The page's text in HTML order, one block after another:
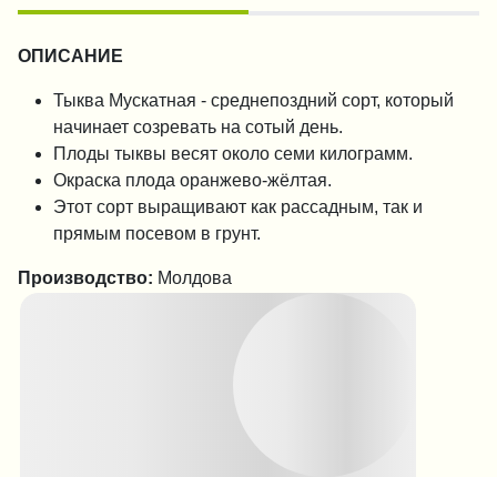
ОПИСАНИЕ
Тыква Мускатная - среднепоздний сорт, который
начинает созревать на сотый день.
Плоды тыквы весят около семи килограмм.
Окраска плода оранжево-жёлтая.
Этот сорт выращивают как рассадным, так и
прямым посевом в грунт.
Производство: Молдова